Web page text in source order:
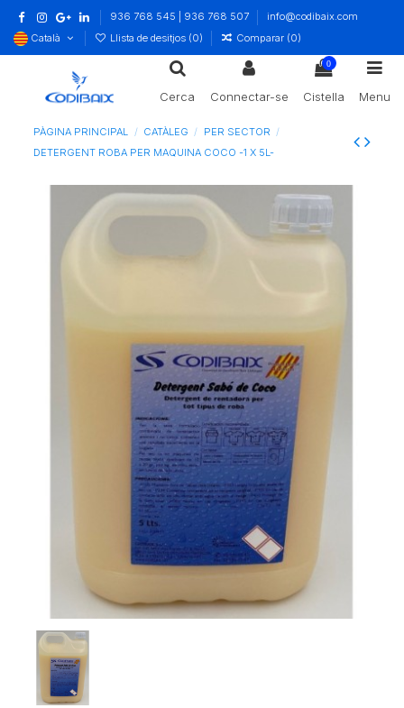
936 768 545 | 936 768 507
info@codibaix.com
Català
Llista de desitjos (0) Comparar (0)
Cerca Connectar-se
0
Cistella Menu
PÀGINA PRINCIPAL CATÀLEG
PER SECTOR
DETERGENT ROBA PER MAQUINA COCO -1 X 5L-